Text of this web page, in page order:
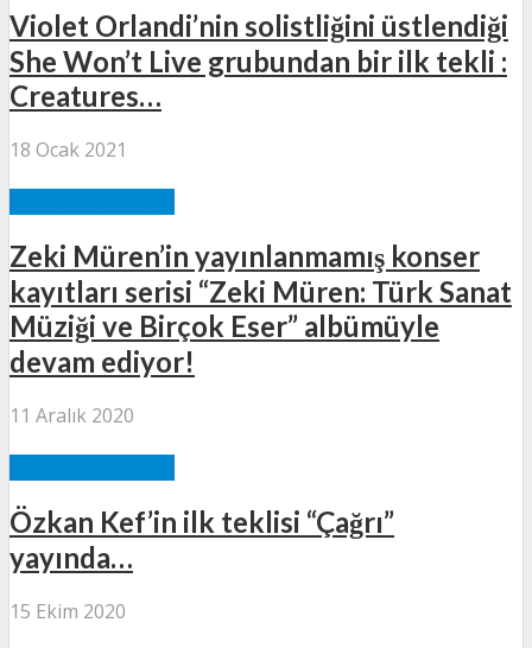
Violet Orlandi’nin solistliğini üstlendiği
She Won’t Live grubundan bir ilk tekli :
Creatures…
18 Ocak 2021
Zeki Müren’in yayınlanmamış konser
kayıtları serisi “Zeki Müren: Türk Sanat
Müziği ve Birçok Eser” albümüyle
devam ediyor!
11 Aralık 2020
Özkan Kef’in ilk teklisi “Çağrı”
yayında…
15 Ekim 2020